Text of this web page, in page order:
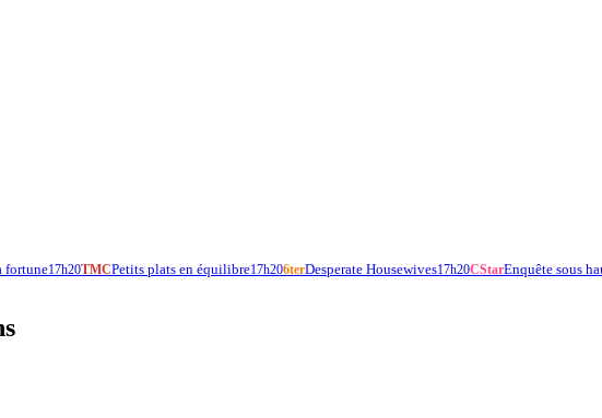
fortune17h20TMCPetits plats en équilibre17h206terDesperate Housewives17h20CStarEnquête sous